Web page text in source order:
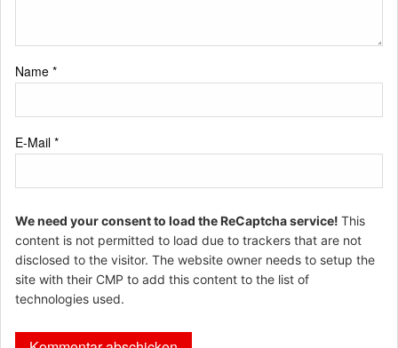
Name *
E-Mail *
We need your consent to load the ReCaptcha service! This
content is not permitted to load due to trackers that are not
disclosed to the visitor. The website owner needs to setup the
site with their CMP to add this content to the list of
technologies used.